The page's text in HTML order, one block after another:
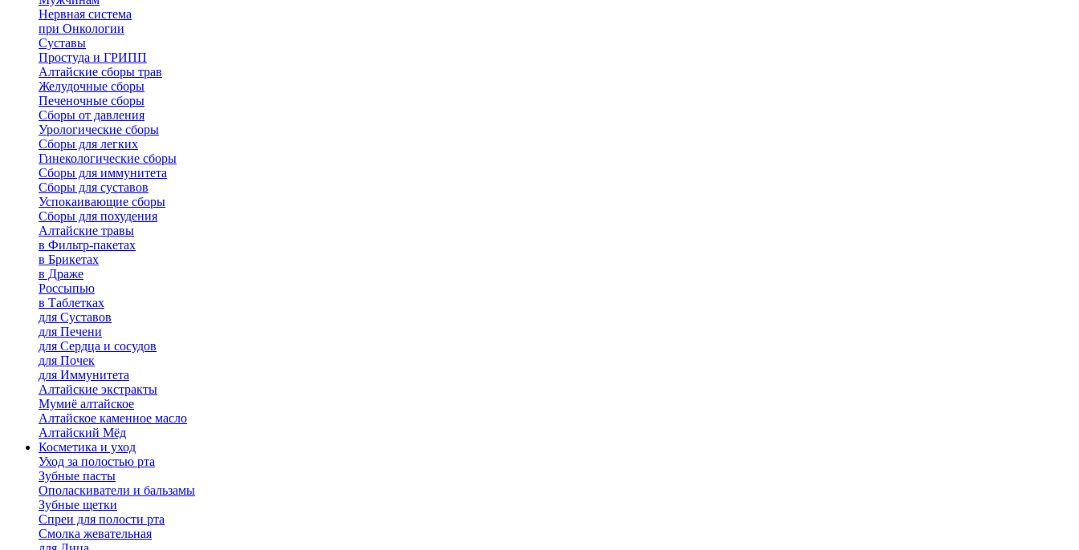
Нервная система
при Онкологии
Суставы
Простуда и ГРИПП
Алтайские сборы трав
Желудочные сборы
Печеночные сборы
Сборы от давления
Урологические сборы
Сборы для легких
Гинекологические сборы
Сборы для иммунитета
Сборы для суставов
Успокаивающие сборы
Сборы для похудения
Алтайские травы
в Фильтр-пакетах
в Брикетах
в Драже
Россыпью
в Таблетках
для Cуставов
для Печени
для Сердца и сосудов
для Почек
для Иммунитета
Алтайские экстракты
Мумиё алтайское
Алтайское каменное масло
Алтайский Мёд
Косметика и уход
Уход за полостью рта
Зубные пасты
Ополаскиватели и бальзамы
Зубные щетки
Спреи для полости рта
Смолка жевательная